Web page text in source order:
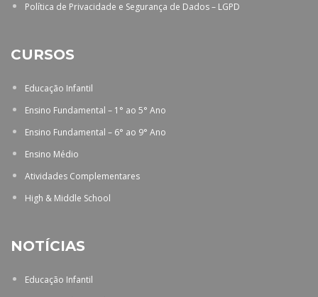
Política de Privacidade e Segurança de Dados – LGPD
CURSOS
Educação Infantil
Ensino Fundamental – 1° ao 5° Ano
Ensino Fundamental – 6° ao 9° Ano
Ensino Médio
Atividades Complementares
High & Middle School
NOTÍCIAS
Educação Infantil